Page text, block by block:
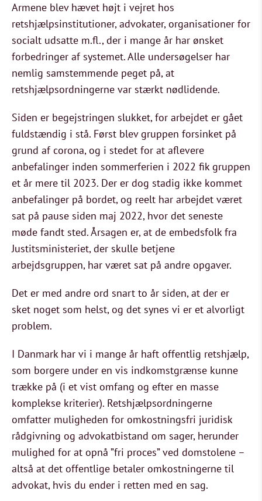
Armene blev hævet højt i vejret hos
retshjælpsinstitutioner, advokater, organisationer for
socialt udsatte m.fl., der i mange år har ønsket
forbedringer af systemet. Alle undersøgelser har
nemlig samstemmende peget på, at
retshjælpsordningerne var stærkt nødlidende.
Siden er begejstringen slukket, for arbejdet er gået
fuldstændig i stå. Først blev gruppen forsinket på
grund af corona, og i stedet for at aflevere
anbefalinger inden sommerferien i 2022 fik gruppen
et år mere til 2023. Der er dog stadig ikke kommet
anbefalinger på bordet, og reelt har arbejdet været
sat på pause siden maj 2022, hvor det seneste
møde fandt sted. Årsagen er, at de embedsfolk fra
Justitsministeriet, der skulle betjene
arbejdsgruppen, har været sat på andre opgaver.
Det er med andre ord snart to år siden, at der er
sket noget som helst, og det synes vi er et alvorligt
problem.
I Danmark har vi i mange år haft offentlig retshjælp,
som borgere under en vis indkomstgrænse kunne
trække på (i et vist omfang og efter en masse
komplekse kriterier). Retshjælpsordningerne
omfatter muligheden for omkostningsfri juridisk
rådgivning og advokatbistand om sager, herunder
mulighed for at opnå ”fri proces” ved domstolene –
altså at det offentlige betaler omkostningerne til
advokat, hvis du ender i retten med en sag.